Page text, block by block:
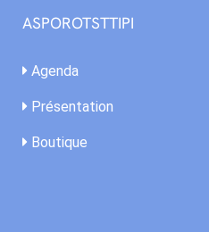
ASPOROTSTTIPI
Agenda
Présentation
Boutique